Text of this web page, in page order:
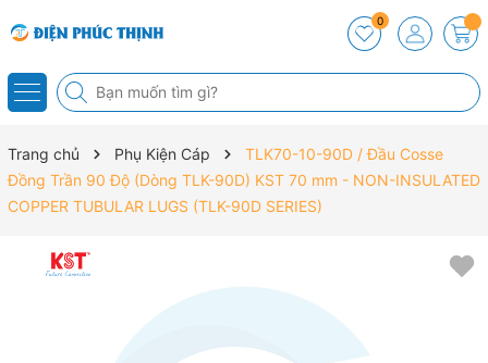
0
Trang chủ Phụ Kiện Cáp
TLK70-10-90D / Đầu Cosse
Đồng Trần 90 Độ (Dòng TLK-90D) KST 70 mm - NON-INSULATED
COPPER TUBULAR LUGS (TLK-90D SERIES)